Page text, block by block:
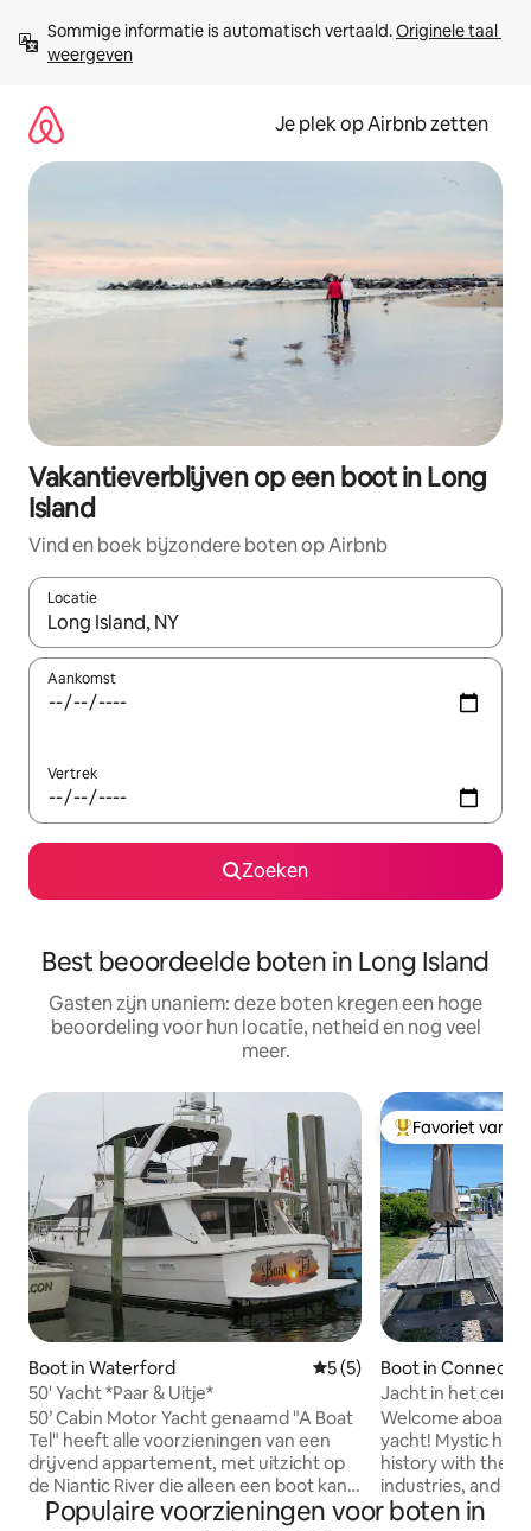
direct
naar
Sommige informatie is automatisch vertaald. Originele taal
weergeven
Je plek op Airbnb zetten
Vakantieverblijven op een boot in Long
Island
Vind en boek bijzondere boten op Airbnb
Locatie
Wanneer er resultaten beschikbaar zijn, maak je een keuze
Aankomst
Vertrek
Zoeken
Best beoordeelde boten in Long Island
Gasten zijn unaniem: deze boten kregen een hoge
beoordeling voor hun locatie, netheid en nog veel
meer.
Boot in Waterford Gemiddelde beoordeling
5 (5)
50' Yacht *Paar & Uitje*
50’ Cabin Motor Yacht genaamd "A Boat
Tel" heeft alle voorzieningen van een
drijvend appartement, met uitzicht op
de Niantic River die alleen een boot kan
bieden. Kies een uniek uitje voor een
Topfavoriet van
Favoriet van
Boot in
Jacht in het
met een
Welcome aboard
yacht! Mystic has
history with the
industries, and
an on-water
Populaire voorzieningen voor boten in